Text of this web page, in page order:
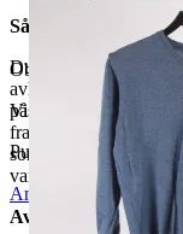
Så här går det till
Du betalar din order
avhämtning. Vill du
på din Traderasida
fraktpriset. Vi
som avslutas samma
varor märkta endast
Avhämtning
Objektnr
731 764 244
Visningar
319
Publicerad
15 maj
Anmäl Sälj liknande